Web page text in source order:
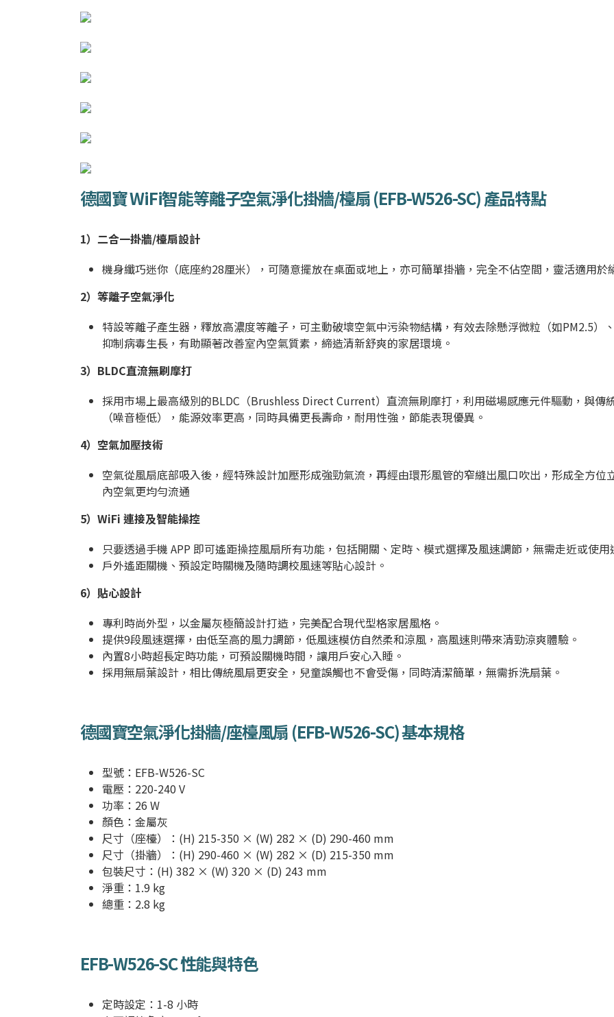
德國寶 WiFi智能等離子空氣淨化掛牆/檯扇 (EFB-W526-SC)產品特點
1） 二合一掛牆/檯扇設計
機身纖巧迷你（底座約28厘米），可隨意擺放在桌面或地上，亦可簡單掛牆，完全不佔空間，靈活適用於
2） 等離子空氣淨化
特設等離子產生器，釋放高濃度等離子，可主動破壞空氣中污染物結構，有效去除懸浮微粒（如PM2.5）
抑制病毒生長，有助顯著改善室內空氣質素，締造清新舒爽的家居環境。
3） BLDC直流無刷摩打
採用市場上最高級別的BLDC（Brushless Direct Current）直流無刷摩打，利用磁場感應元件驅動，與傳
（噪音極低），能源效率更高，同時具備更長壽命，耐用性強，節能表現優異。
4） 空氣加壓技術
空氣從風扇底部吸入後，經特殊設計加壓形成強勁氣流，再經由環形風管的窄縫出風口吹出，形成全方
內空氣更均勻流通
5） WiFi 連接及智能操控
只要透過手機 APP 即可遙距操控風扇所有功能，包括開關、定時、模式選擇及風速調節，無需走近或使用
戶外遙距關機、預設定時關機及隨時調校風速等貼心設計。
6） 貼心設計
專利時尚外型，以金屬灰極簡設計打造，完美配合現代型格家居風格。
提供9段風速選擇，由低至高的風力調節，低風速模仿自然柔和涼風，高風速則帶來清勁涼爽體驗。
內置8小時超長定時功能，可預設關機時間，讓用戶安心入睡。
採用無扇葉設計，相比傳統風扇更安全，兒童誤觸也不會受傷，同時清潔簡單，無需拆洗扇葉。
德國寶空氣淨化掛牆/座檯風扇 (EFB-W526-SC) 基本規格
型號： EFB-W526-SC
電壓：220-240 V
功率：26 W
顏色：金屬灰
尺寸（座檯）：(H) 215-350 × (W) 282 × (D) 290-460 mm
尺寸（掛牆）：(H) 290-460 × (W) 282 × (D) 215-350 mm
包裝尺寸：(H) 382 × (W) 320 × (D) 243 mm
淨重：1.9 kg
總重：2.8 kg
EFB-W526-SC性能與特色
定時設定：1-8 小時